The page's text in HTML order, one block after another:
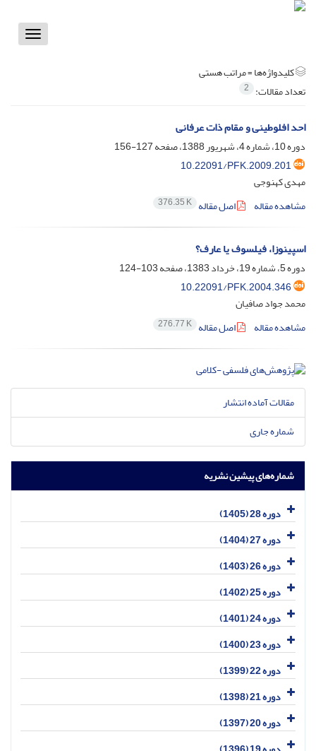
Toggle
کلیدواژه‌ها =مراتب هستی
تعداد مقالات: 2
احد افلوطینی و مقام ذات عرفانی
دوره 10، شماره 4، شهریور 1388، صفحه
127-156
10.22091/PFK.2009.201
مهدی کهنوجی
مشاهده مقاله
اصل مقاله 376.35 K
اسپینوزا، فیلسوف یا عارف؟
دوره 5، شماره 19، خرداد 1383، صفحه
103-124
10.22091/PFK.2004.346
محمد جواد صافیان
مشاهده مقاله
اصل مقاله 276.77 K
مقالات آماده انتشار
شماره جاری
شماره‌های پیشین نشریه
دوره 28 (1405)
دوره 27 (1404)
دوره 26 (1403)
دوره 25 (1402)
دوره 24 (1401)
دوره 23 (1400)
دوره 22 (1399)
دوره 21 (1398)
دوره 20 (1397)